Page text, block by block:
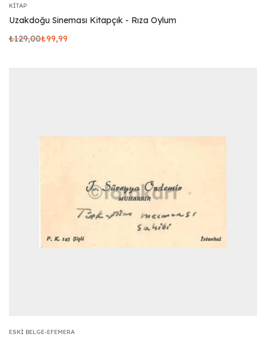
KITAP
Uzakdoğu Sineması Kitapçık - Rıza Oylum
₺129,00₺99,99
ESKI BELGE-EFEMERA